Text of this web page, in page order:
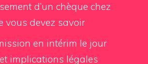
d’un chèque chez
vous devez savoir
en intérim le jour
implications légales